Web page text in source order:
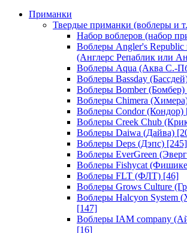
Приманки
Твердые приманки (воблеры и
Набор воблеров (набор
Воблеры Angler's Republic
(Англерс Репаблик или
Воблеры Aqua (Аква С.-
Воблеры Bassday
Воблеры Bomber (Бомбер)
Воблеры Chimera
Воблеры Condor (Кондор)
Воблеры Creek Chub
Воблеры Daiwa (Дайва)
Воблеры Deps (Дэпс) [245]
Воблеры EverGreen
Воблеры Fishycat
Воблеры FLT (ФЛТ) [46]
Воблеры Grows Culture
Воблеры Halcyon System
[147]
Воблеры IAM company
[16]